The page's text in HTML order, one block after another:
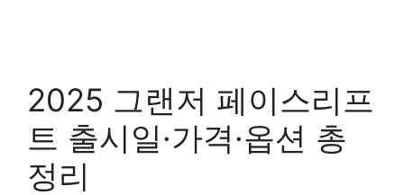
2025 그랜저 페이스리프
트 출시일·가격·옵션 총
정리